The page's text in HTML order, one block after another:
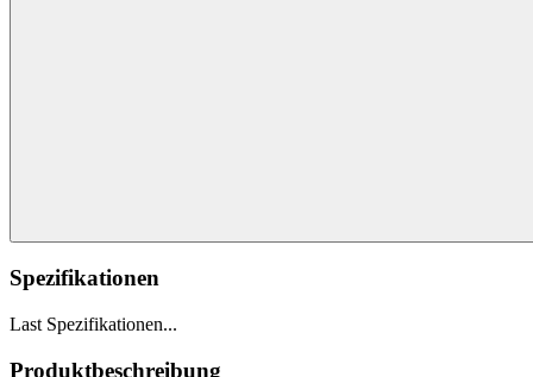
Spezifikationen
Last Spezifikationen...
Produktbeschreibung